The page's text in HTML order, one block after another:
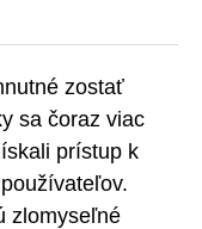
zostať
sa čoraz viac
prístup k
zlomyseľné